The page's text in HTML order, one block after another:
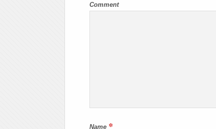
Comment
Name *